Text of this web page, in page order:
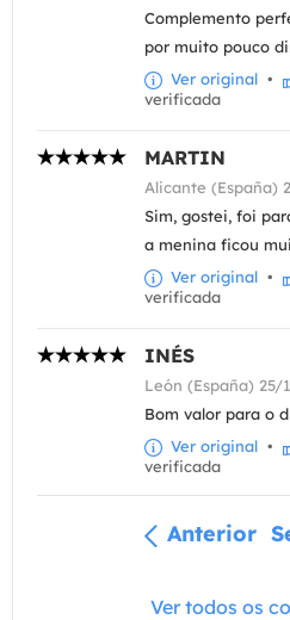
Complemento
por muito pouco
Ver original •
verificada
MARTIN
Alicante (España)
Sim, gostei, foi
a menina ficou
Ver original •
verificada
INÉS
León (España) 25/
Bom valor para o
Ver original •
verificada
Anterior
Ver todos os